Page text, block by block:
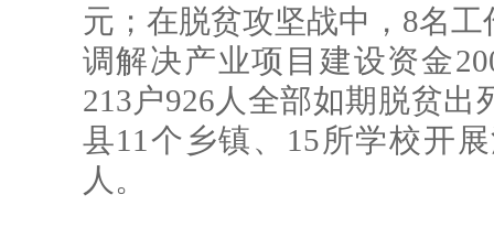
元；在脱贫攻坚战中，8名
调解决产业项目建设资金
213户926人全部如期脱贫
县11个乡镇、15所学校开
人。